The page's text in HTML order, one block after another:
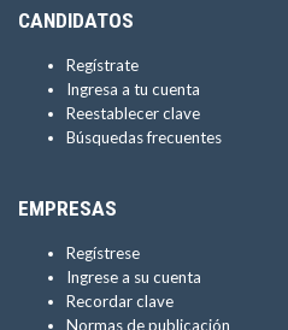
CANDIDATOS
Regístrate
Ingresa a tu cuenta
Reestablecer clave
Búsquedas frecuentes
EMPRESAS
Regístrese
Ingrese a su cuenta
Recordar clave
Normas de publicación